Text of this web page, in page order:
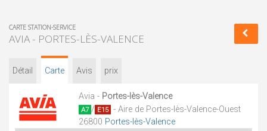
CARTE STATION-SERVICE
AVIA - PORTES-LÈS-VALENCE
Détail Carte Avis prix
Avia - Portes-lès-Valence
A7 / E15 - Aire de Portes-lès-Valence-Ouest
26800 Portes-lès-Valence